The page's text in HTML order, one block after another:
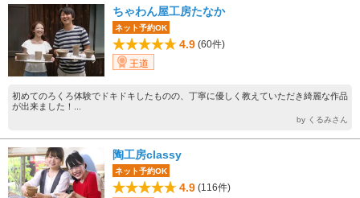
ちゃわん屋工房たなか
ネット予約OK
4.9 (60件)
王道
初めてのろくろ体験でドキドキしたものの、丁寧に優しく教えていただき綺麗な作品
が出来ました！...
by くるみさん
陶工房classy
ネット予約OK
4.9 (116件)